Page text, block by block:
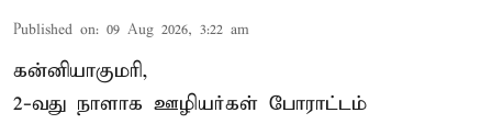
Published on: 09 Aug 2026, 3:22 am
கன்னியாகுமரி,
2-வது நாளாக ஊழியர்கள் போராட்டம்